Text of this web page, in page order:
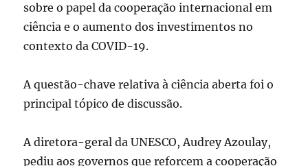
sobre o papel da cooperação internacional em
ciência e o aumento dos investimentos no
contexto da COVID-19.
A questão-chave relativa à ciência aberta foi o
principal tópico de discussão.
A diretora-geral da UNESCO, Audrey Azoulay,
pediu aos governos que reforcem a cooperação